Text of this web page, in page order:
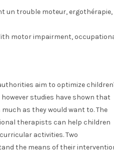
un trouble moteur, ergothérapie,
motor impairment,
aim to optimize
studies have shown that
as they would want to. The
therapists can help children
activities. Two
the means of their